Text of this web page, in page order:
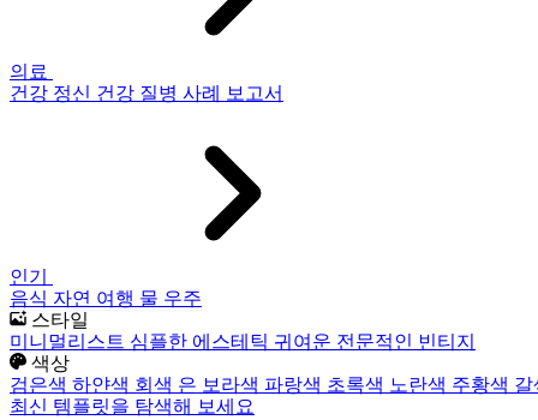
의료
건강 정신 건강 질병 사례 보고서
인기
음식 자연 여행 물 우주
스타일
미니멀리스트 심플한 에스테틱 귀여운 전문적인 빈티지
색상
검은색 하얀색 회색 은 보라색 파랑색 초록색 노란색 주황색
최신 템플릿을 탐색해 보세요